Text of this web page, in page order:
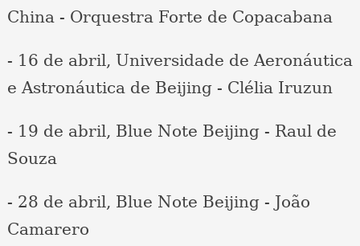
China - Orquestra Forte de Copacabana
- 16 de abril, Universidade de Aeronáutica
e Astronáutica de Beijing - Clélia Iruzun
- 19 de abril, Blue Note Beijing - Raul de
Souza
- 28 de abril, Blue Note Beijing - João
Camarero